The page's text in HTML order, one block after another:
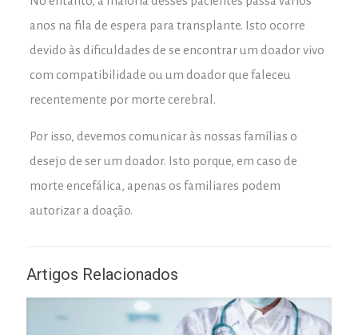
anos na fila de espera para transplante. Isto ocorre
devido às dificuldades de se encontrar um doador vivo
com compatibilidade ou um doador que faleceu
recentemente por morte cerebral.
Por isso, devemos comunicar às nossas famílias o
desejo de ser um doador. Isto porque, em caso de
morte encefálica, apenas os familiares podem
autorizar a doação.
Artigos Relacionados